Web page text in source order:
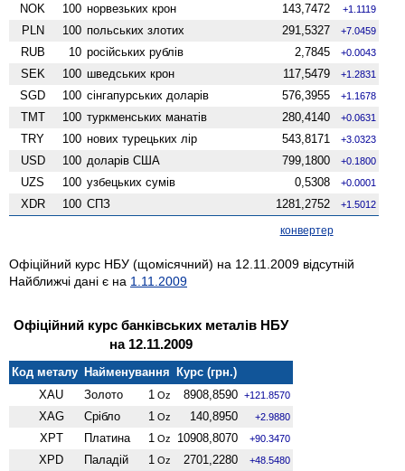
NOK 100 норвезьких крон 143,7472 +1.1119
PLN 100 польських злотих 291,5327 +7.0459
RUB 10 російських рублів 2,7845 +0.0043
SEK 100 шведських крон 117,5479 +1.2831
SGD 100 сінгапурських доларів 576,3955 +1.1678
TMT 100 туркменських манатів 280,4140 +0.0631
TRY 100 нових турецьких лір 543,8171 +3.0323
USD 100 доларів США 799,1800 +0.1800
UZS 100 узбецьких сумів 0,5308 +0.0001
XDR 100 СПЗ 1281,2752 +1.5012
конвертер
Офіційний курс НБУ (щомісячний) на 12.11.2009 відсутній
Найближчі дані є на 1.11.2009
Офіційний курс банківських металів НБУ
на 12.11.2009
Код металу Найменування
Курс (грн.)
XAU
Золото 1 Oz 8908,8590 +121.8570
XAG Срібло 1 Oz 140,8950 +2.9880
XPT Платина 1 Oz 10908,8070 +90.3470
XPD Паладій 1 Oz 2701,2280 +48.5480